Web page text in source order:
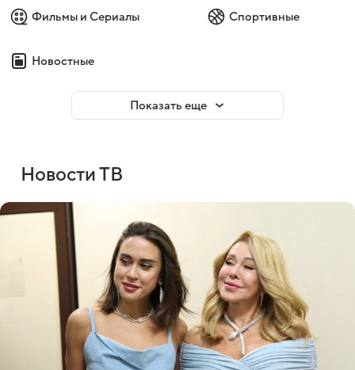
Фильмы и Сериалы Спортивные
Новостные
Показать еще
Новости ТВ